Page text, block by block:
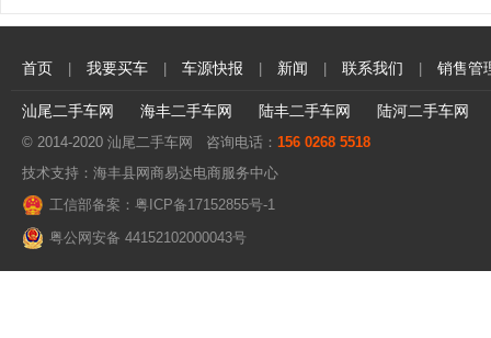
首页 我要买车 车源快报 新闻 联系我们 销售管
汕尾二手车网 海丰二手车网 陆丰二手车网 陆河二手车网
© 2014-2020 汕尾二手车网 咨询电话： 156 0268 5518
技术支持： 海丰县网商易达电商服务中心
工信部备案：粤ICP备17152855号-1
粤公网安备 44152102000043号